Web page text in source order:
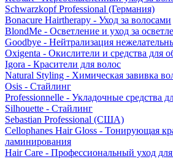
Schwarzkopf Professional (Германия)
Bonacure Hairtherapy - Уход за волосами
BlondMe - Осветление и уход за
Goodbye - Нейтрализация
Oxigenta - Окислители и средства для
Igora - Красители для волос
Natural Styling - Химическая завивка
Osis - Стайлинг
Professionnelle - Укладочные средства
Silhouette - Стайлинг
Sebastian Professional (США)
Cellophanes Hair Gloss - Тонирующая
ламинирования
Hair Care - Профессиональный уход